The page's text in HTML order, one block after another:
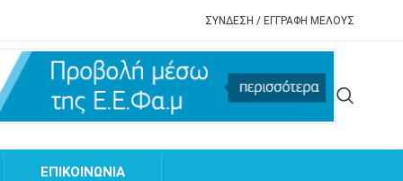
ΣΥΝΔΕΣΗ / ΕΓΓΡΑΦΗ ΜΕΛΟΥΣ
EΠΙΚΟΙΝΩΝΙΑ